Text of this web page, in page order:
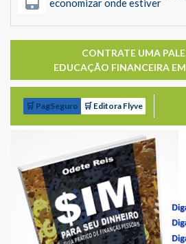
economizar onde estiver
CONTRATE UMA
EDUCAÇÃO FINANCEIRA
🛒 PagSeguro 🛒 Editora Flyve